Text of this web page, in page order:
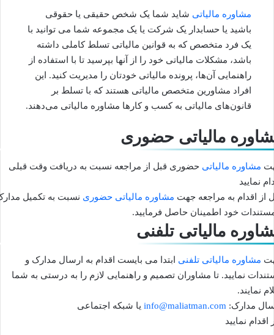
مشاوره مالیاتی شاید شما یک شخص حقیقی یا حقوقی
باشید یا حسابدار یک شرکت یا یک مجموعه شما می توانید با
یک فرد متخصص که به قوانین مالیاتی تسلط کاملی داشته
باشد، مشکلات مالیاتی خود را از آنها بپرسید تا با استفاده از
راهنمایی آن‌ها، پرونده مالیاتی خودتان را مدیریت کنید. این
افراد مشاورین متخصص مالیاتی هستند که با تسلط بر
قانون‌های مالیاتی به کسب و کارها مشاوره مالیاتی می‌دهند.
مالیاتی حضوری
مشاوره مالیاتی حضوری قبل از مراجعه نسبت به دریافت وقت قبلی
نمایید
از اقدام به مراجعه جهت مشاوره مالیاتی حضوری نسبت به تکمیل
خود اطمینان حاصل فرمایید.
مالیاتی تلفنی
مشاوره مالیاتی تلفنی ابتدا می بایست اقدام به ارسال مدارک و
نمایید. تا مشاوران تصمیم و راهنمایی لازم را به درستی به شما
نمایند.
مدارک: info@maliatman.com یا شبکه اجتماعی
اقدام نمایید